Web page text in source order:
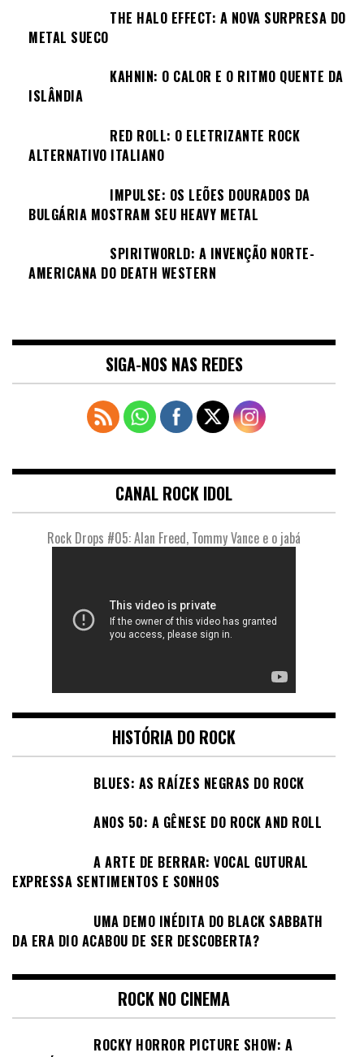
THE HALO EFFECT: A NOVA SURPRESA DO
METAL SUECO
KAHNIN: O CALOR E O RITMO QUENTE DA
ISLÂNDIA
RED ROLL: O ELETRIZANTE ROCK
ALTERNATIVO ITALIANO
IMPULSE: OS LEÕES DOURADOS DA
BULGÁRIA MOSTRAM SEU HEAVY METAL
SPIRITWORLD: A INVENÇÃO NORTE-
AMERICANA DO DEATH WESTERN
SIGA-NOS NAS REDES
CANAL ROCK IDOL
Rock Drops #05: Alan Freed, Tommy Vance e o jabá
HISTÓRIA DO ROCK
BLUES: AS RAÍZES NEGRAS DO ROCK
ANOS 50: A GÊNESE DO ROCK AND ROLL
A ARTE DE BERRAR: VOCAL GUTURAL
EXPRESSA SENTIMENTOS E SONHOS
UMA DEMO INÉDITA DO BLACK SABBATH
DA ERA DIO ACABOU DE SER DESCOBERTA?
ROCK NO CINEMA
ROCKY HORROR PICTURE SHOW: A